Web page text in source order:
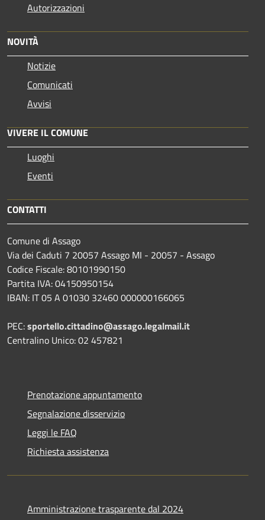
Autorizzazioni
NOVITÀ
Notizie
Comunicati
Avvisi
VIVERE IL COMUNE
Luoghi
Eventi
CONTATTI
Comune di Assago
Via dei Caduti 7 20057 Assago MI - 20057 - Assago
Codice Fiscale: 80101990150
Partita IVA: 04150950154
IBAN: IT 05 A 01030 32460 000000166065
PEC:sportello.cittadino@assago.legalmail.it
Centralino Unico: 02 457821
Prenotazione appuntamento
Segnalazione disservizio
Leggi le FAQ
Richiesta assistenza
Amministrazione trasparente dal 2024